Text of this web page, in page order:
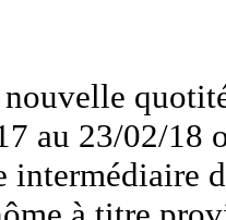
au 23/02/18
intermédiaire